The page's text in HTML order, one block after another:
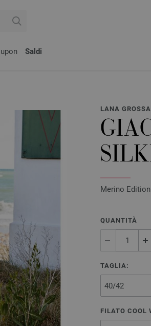
Saldi
LANA GROSSA
Merino
QUANTITÀ
TAGLIA:
FILATO COOL